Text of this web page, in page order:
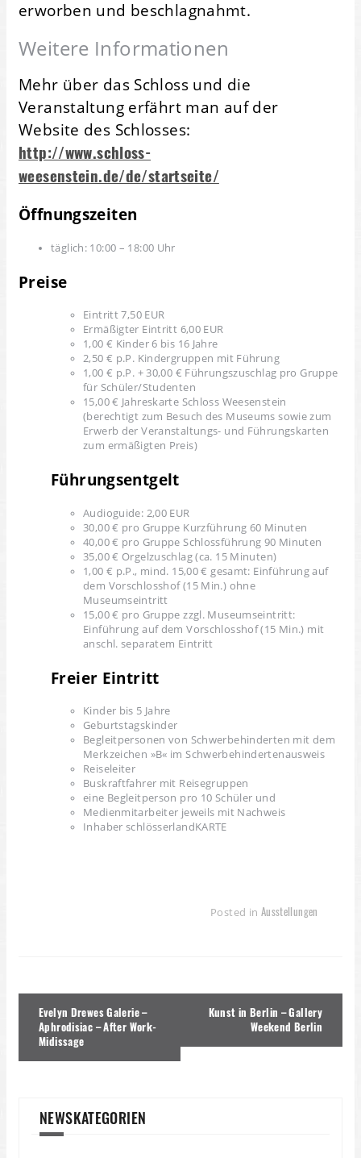
erworben und beschlagnahmt.
Weitere Informationen
Mehr über das Schloss und die
Veranstaltung erfährt man auf der
Website des Schlosses:
http://www.schloss-
weesenstein.de/de/startseite/
Öffnungszeiten
täglich: 10:00 – 18:00 Uhr
Preise
Eintritt 7,50 EUR
Ermäßigter Eintritt 6,00 EUR
1,00 € Kinder 6 bis 16 Jahre
2,50 € p.P. Kindergruppen mit Führung
1,00 € p.P. + 30,00 € Führungszuschlag pro Gruppe
für Schüler/Studenten
15,00 € Jahreskarte Schloss Weesenstein
(berechtigt zum Besuch des Museums sowie zum
Erwerb der Veranstaltungs- und Führungskarten
zum ermäßigten Preis)
Führungsentgelt
Audioguide: 2,00 EUR
30,00 € pro Gruppe Kurzführung 60 Minuten
40,00 € pro Gruppe Schlossführung 90 Minuten
35,00 € Orgelzuschlag (ca. 15 Minuten)
1,00 € p.P., mind. 15,00 € gesamt: Einführung auf
dem Vorschlosshof (15 Min.) ohne
Museumseintritt
15,00 € pro Gruppe zzgl. Museumseintritt:
Einführung auf dem Vorschlosshof (15 Min.) mit
anschl. separatem Eintritt
Freier Eintritt
Kinder bis 5 Jahre
Geburtstagskinder
Begleitpersonen von Schwerbehinderten mit dem
Merkzeichen »B« im Schwerbehindertenausweis
Reiseleiter
Buskraftfahrer mit Reisegruppen
eine Begleitperson pro 10 Schüler und
Medienmitarbeiter jeweils mit Nachweis
Inhaber schlösserlandKARTE
Posted in Ausstellungen
Beitragsnavigation
Evelyn Drewes Galerie –
Aphrodisiac – After Work-
Midissage
Kunst in Berlin – Gallery
Weekend Berlin
NEWSKATEGORIEN